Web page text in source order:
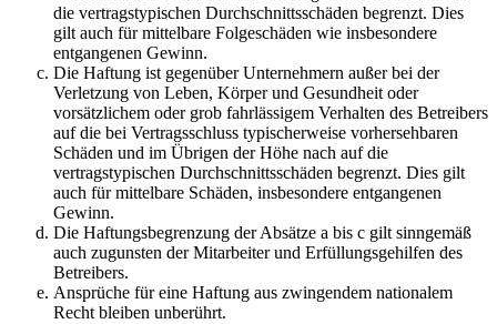
die vertragstypischen Durchschnittsschäden begrenzt. Dies
gilt auch für mittelbare Folgeschäden wie insbesondere
entgangenen Gewinn.
Die Haftung ist gegenüber Unternehmern außer bei der
Verletzung von Leben, Körper und Gesundheit oder
vorsätzlichem oder grob fahrlässigem Verhalten des Betreibers
auf die bei Vertragsschluss typischerweise vorhersehbaren
Schäden und im Übrigen der Höhe nach auf die
vertragstypischen Durchschnittsschäden begrenzt. Dies gilt
auch für mittelbare Schäden, insbesondere entgangenen
Gewinn.
Die Haftungsbegrenzung der Absätze a bis c gilt sinngemäß
auch zugunsten der Mitarbeiter und Erfüllungsgehilfen des
Betreibers.
Ansprüche für eine Haftung aus zwingendem nationalem
Recht bleiben unberührt.